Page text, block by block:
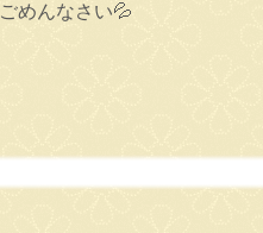
めんなさい💦